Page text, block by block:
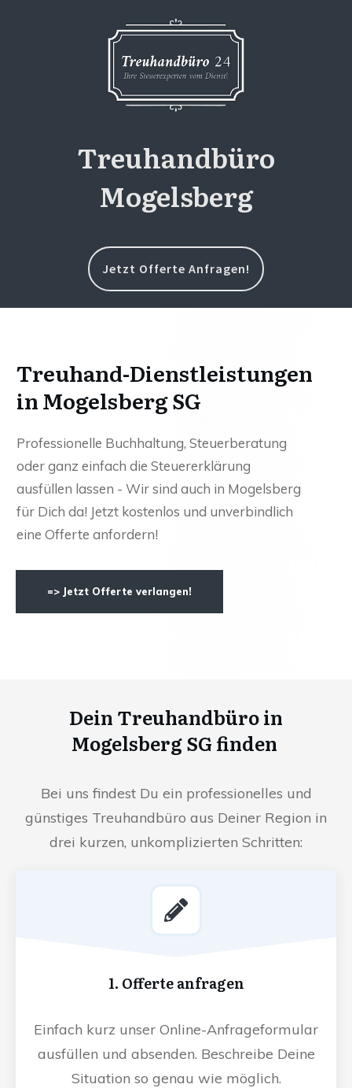
Treuhandbüro
Mogelsberg
Jetzt Offerte Anfragen!
Treuhand-Dienstleistungen
in Mogelsberg SG
Professionelle Buchhaltung, Steuerberatung
oder ganz einfach die Steuererklärung
ausfüllen lassen - Wir sind auch in Mogelsberg
für Dich da! Jetzt kostenlos und unverbindlich
eine Offerte anfordern!
=> Jetzt Offerte verlangen!
Dein Treuhandbüro in
Mogelsberg SG finden
Bei uns findest Du ein professionelles und
günstiges Treuhandbüro aus Deiner Region in
drei kurzen, unkomplizierten Schritten:
1. Offerte anfragen
Einfach kurz unser Online-Anfrageformular
ausfüllen und absenden. Beschreibe Deine
Situation so genau wie möglich.